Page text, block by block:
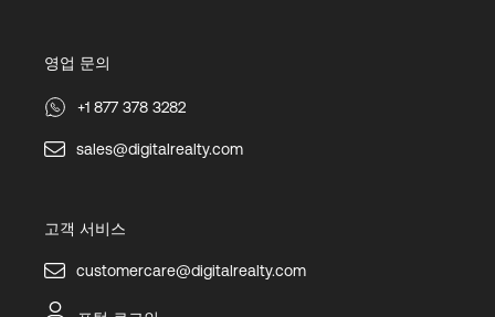
영업 문의
+1 877 378 3282
sales@digitalrealty.com
고객 서비스
customercare@digitalrealty.com